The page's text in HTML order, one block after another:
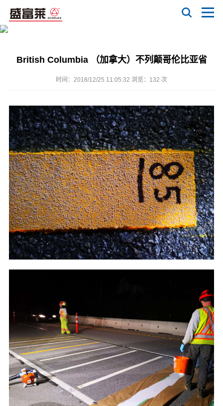
British Columbia （加拿大）不列颠哥伦比亚省
时间：2018/12/25 11:05:32 浏览： 132 次